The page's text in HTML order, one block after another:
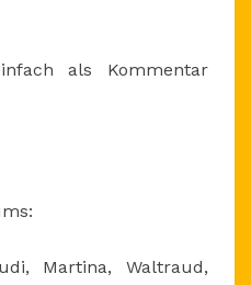
als Kommentar
Martina, Waltraud,